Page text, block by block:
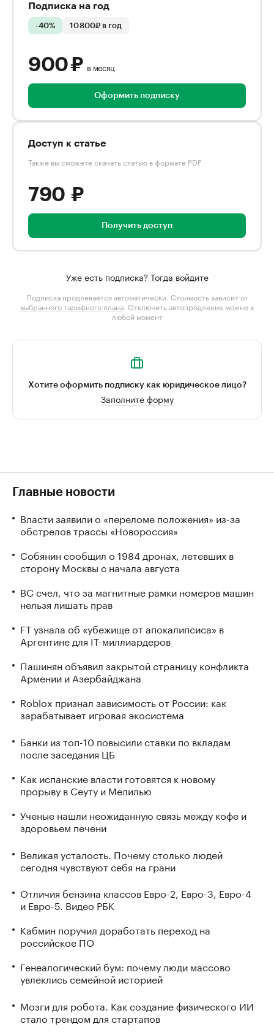
Подписка на год
-40% 10 800₽ в год
900 ₽ в месяц
Оформить подписку
Доступ к статье
Также вы сможете скачать статью в формате PDF
790 ₽
Получить доступ
Уже есть подписка? Тогда войдите
Подписка продлевается автоматически. Стоимость зависит от
выбранного тарифного плана . Отключить автопродление можно в
любой момент
Хотите оформить подписку как юридическое лицо?
Заполните форму
Главные новости
Власти заявили о «переломе положения» из-за
обстрелов трассы «Новороссия»
Собянин сообщил о 1984 дронах, летевших в
сторону Москвы с начала августа
ВС счел, что за магнитные рамки номеров машин
нельзя лишать прав
FT узнала об «убежище от апокалипсиса» в
Аргентине для IT-миллиардеров
Пашинян объявил закрытой страницу конфликта
Армении и Азербайджана
Roblox признал зависимость от России: как
зарабатывает игровая экосистема
Банки из топ-10 повысили ставки по вкладам
после заседания ЦБ
Как испанские власти готовятся к новому
прорыву в Сеуту и Мелилью
Ученые нашли неожиданную связь между кофе и
здоровьем печени
Великая усталость. Почему столько людей
сегодня чувствуют себя на грани
Отличия бензина классов Евро-2, Евро-3, Евро-4
и Евро-5. Видео РБК
Кабмин поручил доработать переход на
российское ПО
Генеалогический бум: почему люди массово
увлеклись семейной историей
Мозги для робота. Как создание физического ИИ
стало трендом для стартапов